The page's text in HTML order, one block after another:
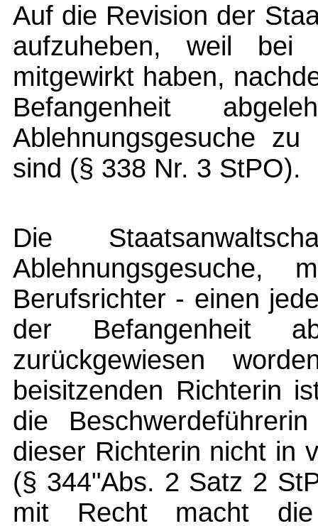
Auf die Revision der
aufzuheben, weil
mitgewirkt haben,
Befangenheit
Ablehnungsgesuche
sind (§ 338 Nr. 3 StPO).
Die
Berufsrichter - einen
der Befangenheit
zurückgewiesen
beisitzenden Richterin
die
dieser Richterin nicht in
(§ 344"Abs. 2 Satz 2
mit Recht macht die